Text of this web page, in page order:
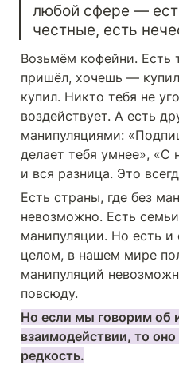
любой сфере —
честные, есть
Возьмём кофейни. Есть
пришёл, хочешь —
купил. Никто тебя не
воздействует. А есть
манипуляциями:
делает тебя умнее»,
и вся разница. Это
Есть страны, где без
невозможно. Есть
манипуляции. Но есть и
целом, в нашем мире
манипуляций
повсюду.
Но если мы говорим об
взаимодействии, то
редкость.